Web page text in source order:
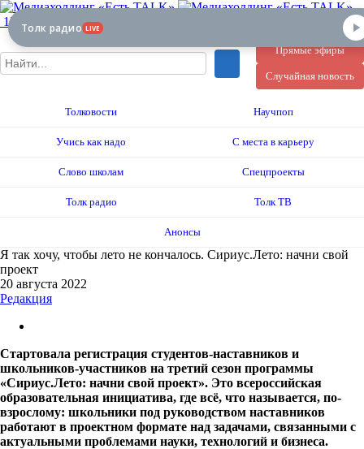
12+
Прямые эфиры
Случайная новость
Толковости Научпоп
Учись как надо С места в карьеру
Слово школам Спецпроекты
Толк радио Толк ТВ
Анонсы
Я так хочу, чтобы лето не кончалось. Сириус.Лето: начни свой
проект
20 августа 2022
Редакция
Стартовала регистрация студентов-наставников и
школьников-участников на третий сезон программы
«Сириус.Лето: начни свой проект». Это всероссийская
образовательная инициатива, где всё, что называется, по-
взрослому: школьники под руководством наставников
работают в проектном формате над задачами, связанными с
актуальными проблемами науки, технологий и бизнеса.
Толк радио LIVE